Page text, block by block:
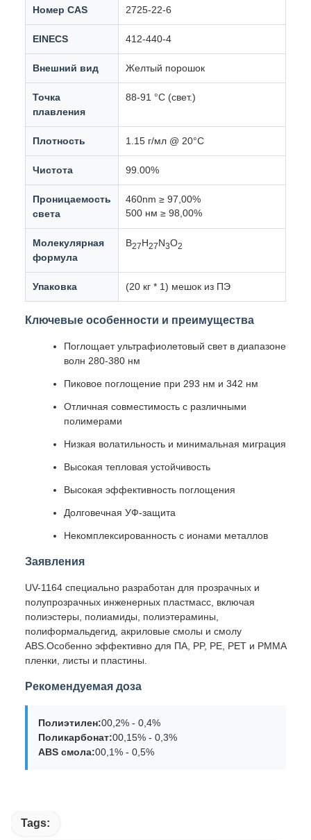
Номер CAS 2725-22-6
EINECS 412-440-4
Внешний вид Желтый порошок
Точка
плавления
88-91 °C (свет.)
Плотность 1.15 г/мл @ 20°С
Чистота 99.00%
Проницаемость
света
460nm ≥ 97,00%
500 нм ≥ 98,00%
Молекулярная
формула
В27H27N3О2
Упаковка (20 кг * 1) мешок из ПЭ
Ключевые особенности и преимущества
Поглощает ультрафиолетовый свет в диапазоне
волн 280-380 нм
Пиковое поглощение при 293 нм и 342 нм
Отличная совместимость с различными
полимерами
Низкая волатильность и минимальная миграция
Высокая тепловая устойчивость
Высокая эффективность поглощения
Долговечная УФ-защита
Некомплексированность с ионами металлов
Заявления
UV-1164 специально разработан для прозрачных и
полупрозрачных инженерных пластмасс, включая
полиэстеры, полиамиды, полиэтерамины,
полиформальдегид, акриловые смолы и смолу
ABS.Особенно эффективно для ПА, PP, PE, PET и PMMA
пленки, листы и пластины.
Рекомендуемая доза
Полиэтилен:00,2% - 0,4%
Поликарбонат:00,15% - 0,3%
ABS смола:00,1% - 0,5%
Tags: